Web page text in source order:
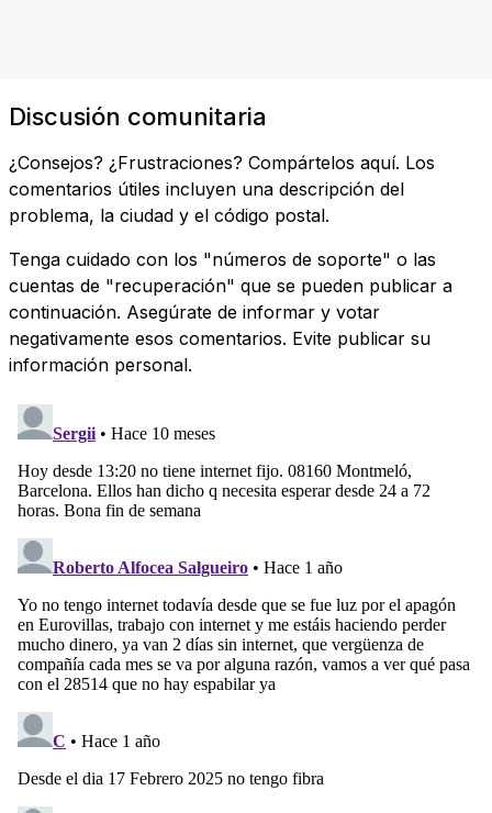
Discusión comunitaria
¿Consejos? ¿Frustraciones? Compártelos aquí. Los
comentarios útiles incluyen una descripción del
problema, la ciudad y el código postal.
Tenga cuidado con los "números de soporte" o las
cuentas de "recuperación" que se pueden publicar a
continuación. Asegúrate de informar y votar
negativamente esos comentarios. Evite publicar su
información personal.